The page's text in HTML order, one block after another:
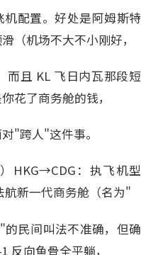
配置。好处是阿姆斯特
（机场不大不小刚好，
而且 KL 飞日内瓦那段短
花了商务舱的钱，
"跨人"这件事。
HKG→CDG：执飞机型
航新一代商务舱（名为"
民间叫法不准确，但确
反向鱼骨全平躺，